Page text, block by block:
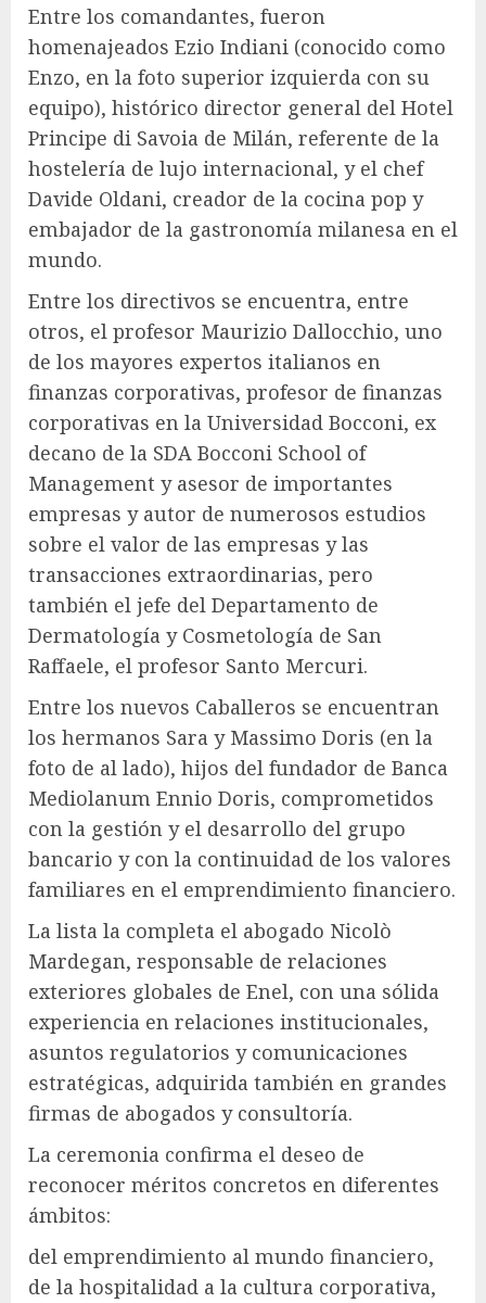
Entre los comandantes, fueron
homenajeados Ezio Indiani (conocido como
Enzo, en la foto superior izquierda con su
equipo), histórico director general del Hotel
Principe di Savoia de Milán, referente de la
hostelería de lujo internacional, y el chef
Davide Oldani, creador de la cocina pop y
embajador de la gastronomía milanesa en el
mundo.
Entre los directivos se encuentra, entre
otros, el profesor Maurizio Dallocchio, uno
de los mayores expertos italianos en
finanzas corporativas, profesor de finanzas
corporativas en la Universidad Bocconi, ex
decano de la SDA Bocconi School of
Management y asesor de importantes
empresas y autor de numerosos estudios
sobre el valor de las empresas y las
transacciones extraordinarias, pero
también el jefe del Departamento de
Dermatología y Cosmetología de San
Raffaele, el profesor Santo Mercuri.
Entre los nuevos Caballeros se encuentran
los hermanos Sara y Massimo Doris (en la
foto de al lado), hijos del fundador de Banca
Mediolanum Ennio Doris, comprometidos
con la gestión y el desarrollo del grupo
bancario y con la continuidad de los valores
familiares en el emprendimiento financiero.
La lista la completa el abogado Nicolò
Mardegan, responsable de relaciones
exteriores globales de Enel, con una sólida
experiencia en relaciones institucionales,
asuntos regulatorios y comunicaciones
estratégicas, adquirida también en grandes
firmas de abogados y consultoría.
La ceremonia confirma el deseo de
reconocer méritos concretos en diferentes
ámbitos:
del emprendimiento al mundo financiero,
de la hospitalidad a la cultura corporativa,